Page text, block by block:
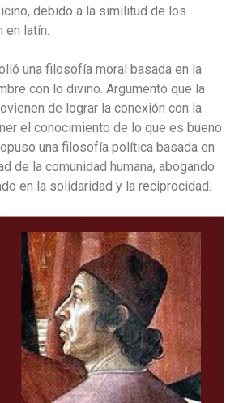
debido a la similitud de los
en latín.
una filosofía moral basada en la
con lo divino. Argumentó que la
de lograr la conexión con la
el conocimiento de lo que es bueno
una filosofía política basada en
de la comunidad humana, abogando
en la solidaridad y la reciprocidad.